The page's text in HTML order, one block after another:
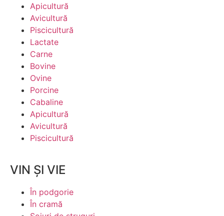
Apicultură
Avicultură
Piscicultură
Lactate
Carne
Bovine
Ovine
Porcine
Cabaline
Apicultură
Avicultură
Piscicultură
VIN ȘI VIE
În podgorie
În cramă